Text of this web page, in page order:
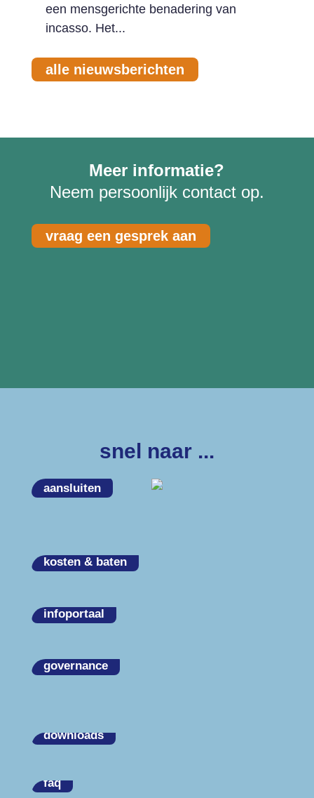
een mensgerichte benadering van
incasso. Het...
alle nieuwsberichten
Meer informatie?
Neem persoonlijk contact op.
vraag een gesprek aan
snel naar ...
aansluiten
kosten & baten
infoportaal
governance
downloads
faq